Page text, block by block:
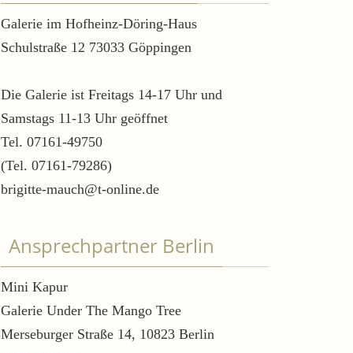
Galerie im Hofheinz-Döring-Haus
Schulstraße 12 73033 Göppingen
Die Galerie ist Freitags 14-17 Uhr und
Samstags 11-13 Uhr geöffnet
Tel. 07161-49750
(Tel. 07161-79286)
brigitte-mauch@t-online.de
Ansprechpartner Berlin
Mini Kapur
Galerie Under The Mango Tree
Merseburger Straße 14, 10823 Berlin